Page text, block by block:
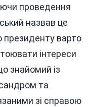
проведення
назвав це
варто
інтереси
знайомий із
та
зі справою